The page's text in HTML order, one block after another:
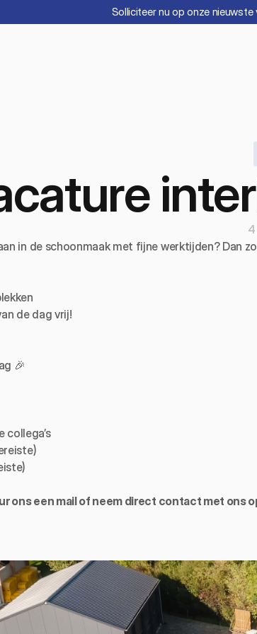
in de schoonmaak met fijne werktijden? Dan
de dag vrij!
🎉
collega’s
ons een mail of neem direct contact met ons
Solliciteer nu op onze nieuwste